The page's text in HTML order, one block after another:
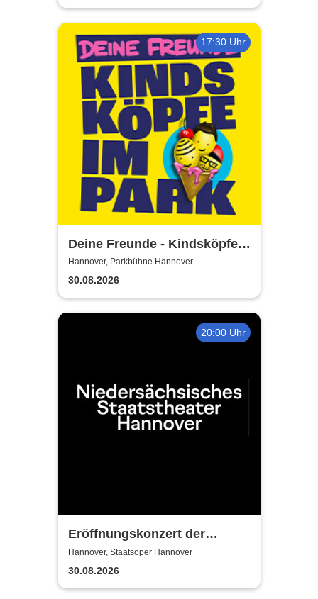
17:30 Uhr
Deine Freunde - Kindsköpfe
im Park - Open Air 2026
Hannover, Parkbühne Hannover
30.08.2026
20:00 Uhr
Eröffnungskonzert der
Spielzeit - Niedersächsisches
Staatstheater Hannover
Hannover, Staatsoper Hannover
30.08.2026